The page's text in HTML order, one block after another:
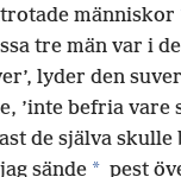
människor
tre män var i
lyder den
’inte befria vare
de själva skulle
sände * pest